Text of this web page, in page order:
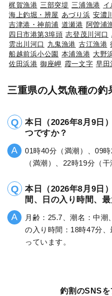
梶賀漁港 三部突堤 三浦漁港 イ
海上釣堀・辨屋 あづり浜 安濃
吉津港・神前浦 道瀬港 阿曽浦
四日市港第3埠頭 志登茂川河口
雲出川河口
九鬼漁港 古江漁港
船越前浜小公園 本浦漁港 大野
佐田浜港 御座岬 霞一文字 早田
三重県の人気魚種の釣
本日（2026年8月9日
つですか？
01時40分（満潮）、09
（満潮）、22時19分（干
本日（2026年8月9日
間、日の入り時間、
月齢：25.7、潮名：中潮
の入り時間：18時47分
っています。
釣割のSNSを